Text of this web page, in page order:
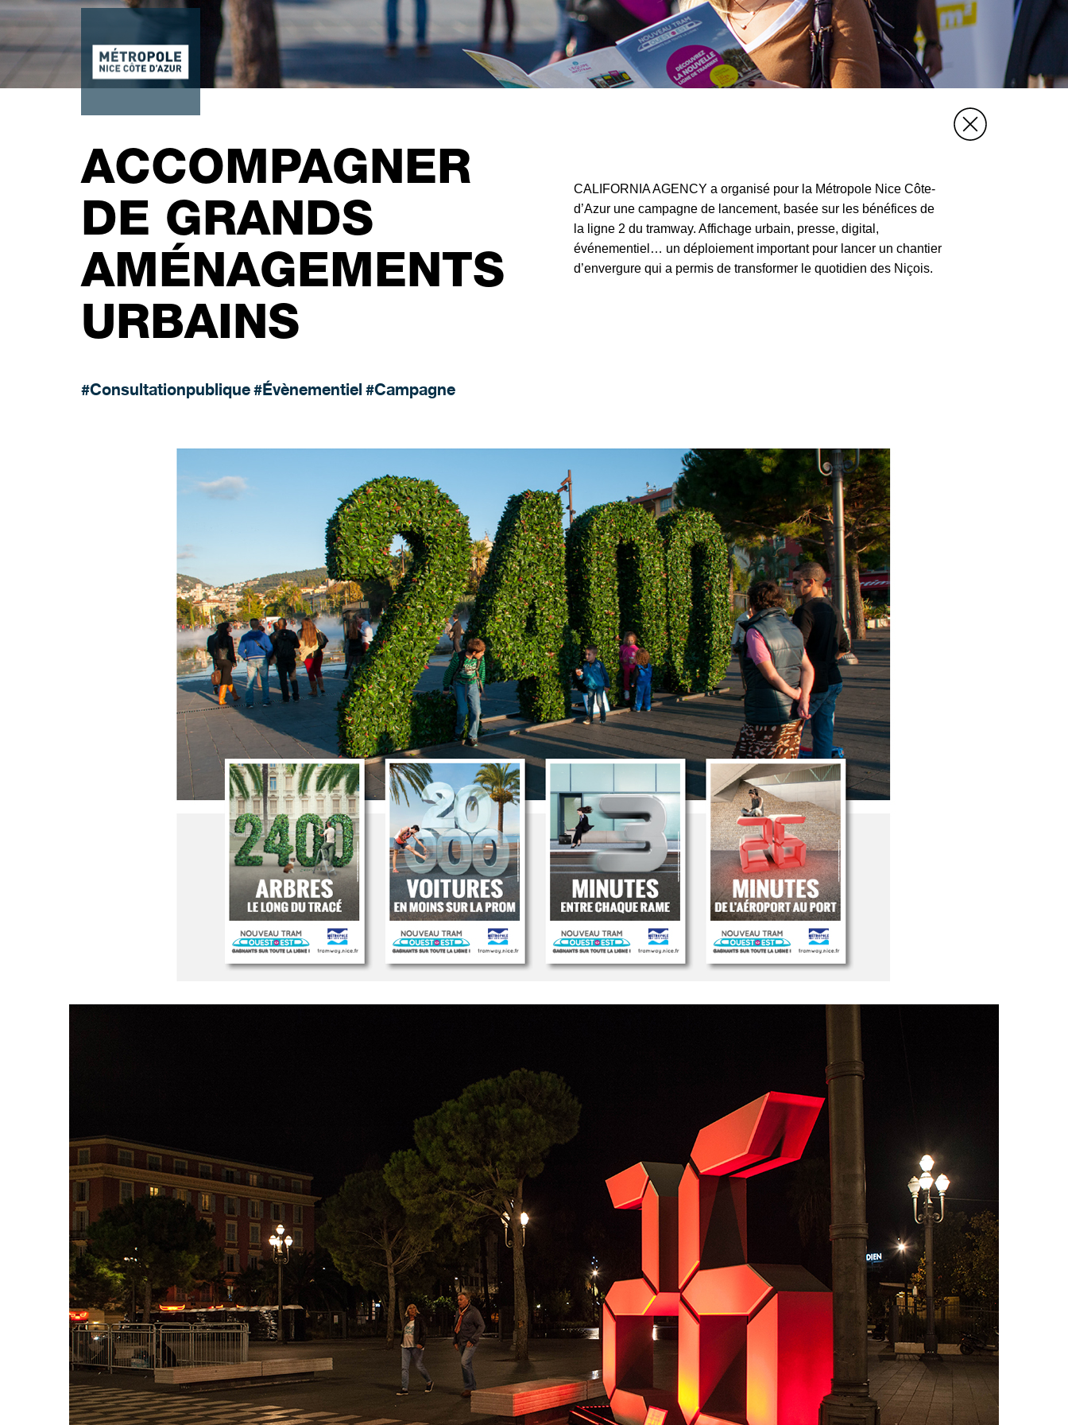
ACCOMPAGNER
DE GRANDS
AMÉNAGEMENTS
URBAINS
#Consultationpublique#Évènementiel #Campagne
CALIFORNIA AGENCY a organisé pour la Métropole Nice Côte-
d’Azur une campagne de lancement, basée sur les bénéfices de
la ligne 2 du tramway. Affichage urbain, presse, digital,
événementiel… un déploiement important pour lancer un chantier
d’envergure qui a permis de transformer le quotidien des Niçois.